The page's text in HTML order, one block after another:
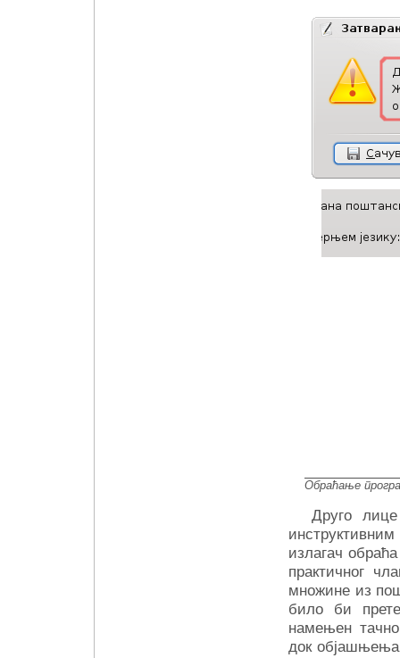
Обраћање
Друго
излагач
практичног
множине из
било би
намењен
док објашњења